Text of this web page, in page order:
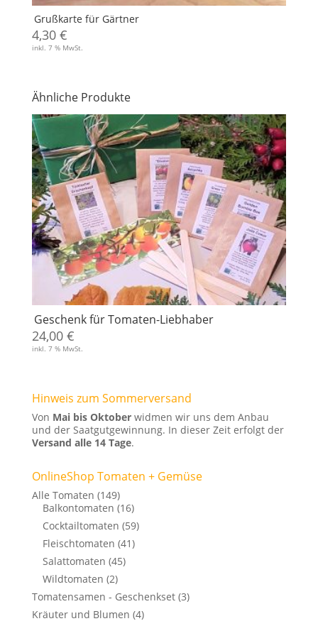
Grußkarte für Gärtner
4,30 €
inkl. 7 % MwSt.
Ähnliche Produkte
Geschenk für Tomaten-Liebhaber
24,00 €
inkl. 7 % MwSt.
Hinweis zum Sommerversand
Von Mai bis Oktoberwidmen wir uns dem Anbau
und der Saatgutgewinnung. In dieser Zeit erfolgt der
Versand alle 14 Tage.
OnlineShop Tomaten + Gemüse
Alle Tomaten (149)
Balkontomaten (16)
Cocktailtomaten (59)
Fleischtomaten (41)
Salattomaten (45)
Wildtomaten (2)
Tomatensamen - Geschenkset (3)
Kräuter und Blumen (4)